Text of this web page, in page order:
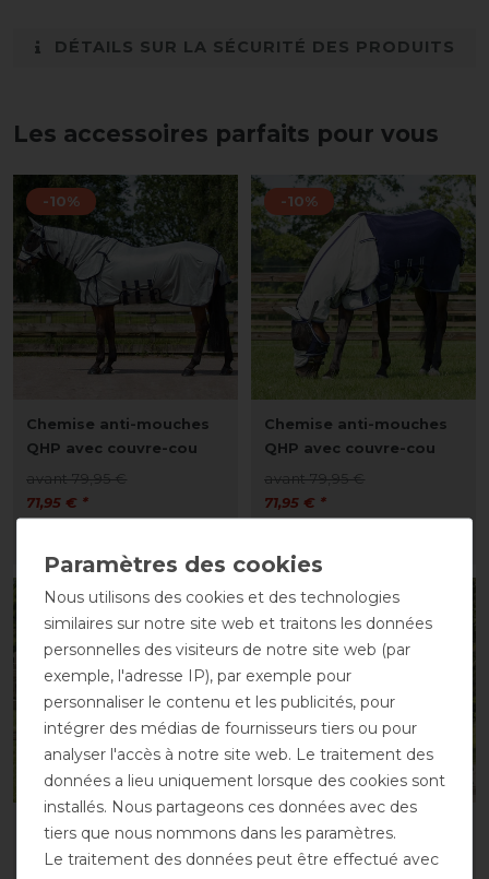
DÉTAILS SUR LA SÉCURITÉ DES PRODUITS
Les accessoires parfaits pour vous
-10%
Chemise anti-mouches
QHP avec couvre-cou
avant 79,95 €
71,95 € *
-10%
Chemise anti-mouches
QHP avec couvre-cou
avant 79,95 €
71,95 € *
-10%
Chemise anti-mouches
QHP avec couvre-cou
-10%
Couvre-reins anti-
mouches QHP avec
Nous utilisons des cookies et des technologies
similaires sur notre site web et traitons les données
personnelles des visiteurs de notre site web (par
exemple, l'adresse IP), par exemple pour
personnaliser le contenu et les publicités, pour
intégrer des médias de fournisseurs tiers ou pour
analyser l'accès à notre site web. Le traitement des
données a lieu uniquement lorsque des cookies sont
installés. Nous partageons ces données avec des
tiers que nous nommons dans les paramètres.
Le traitement des données peut être effectué avec